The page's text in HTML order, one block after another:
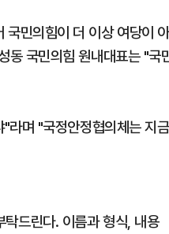
국민의힘이 더 이상 여당이
동 국민의힘 원내대표는 "국
라며 "국정안정협의체는 지금
드린다. 이름과 형식, 내용